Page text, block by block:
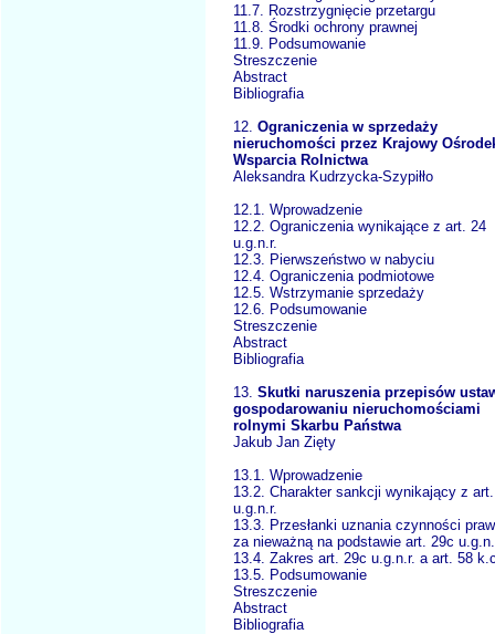
11.7. Rozstrzygnięcie przetargu
11.8. Środki ochrony prawnej
11.9. Podsumowanie
Streszczenie
Abstract
Bibliografia
12. Ograniczenia w sprzedaży
nieruchomości przez Krajowy
Wsparcia Rolnictwa
Aleksandra Kudrzycka-Szypiłło
12.1. Wprowadzenie
12.2. Ograniczenia wynikające z art. 24
u.g.n.r.
12.3. Pierwszeństwo w nabyciu
12.4. Ograniczenia podmiotowe
12.5. Wstrzymanie sprzedaży
12.6. Podsumowanie
Streszczenie
Abstract
Bibliografia
13. Skutki naruszenia przepisów
gospodarowaniu nieruchomościami
rolnymi Skarbu Państwa
Jakub Jan Zięty
13.1. Wprowadzenie
13.2. Charakter sankcji wynikający z
u.g.n.r.
13.3. Przesłanki uznania czynności
za nieważną na podstawie art. 29c
13.4. Zakres art. 29c u.g.n.r. a art. 58
13.5. Podsumowanie
Streszczenie
Abstract
Bibliografia